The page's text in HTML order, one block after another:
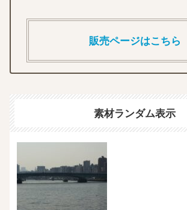
販売ページはこちら
素材ランダム表示